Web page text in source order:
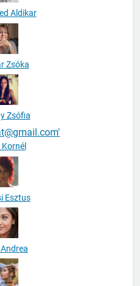
Aldikar
Zsóka
Zsófia
Esztus